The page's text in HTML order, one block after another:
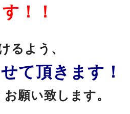
！！
るよう、
て頂きます！
願い致します。